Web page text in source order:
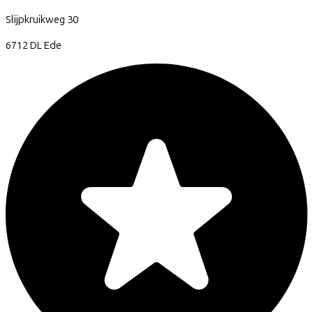
Slijpkruikweg 30
6712 DLEde